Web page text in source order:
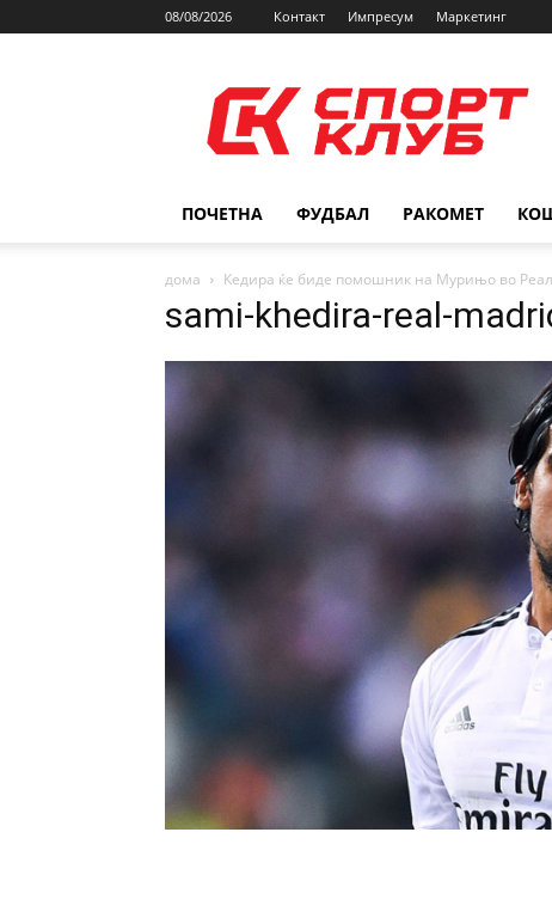
08/08/2026 Контакт Импресум Маркетинг
ПОЧЕТНА ФУДБАЛ РАКОМЕТ
дома Кедира ќе биде помошник на Мурињо во
sami-khedira-real-